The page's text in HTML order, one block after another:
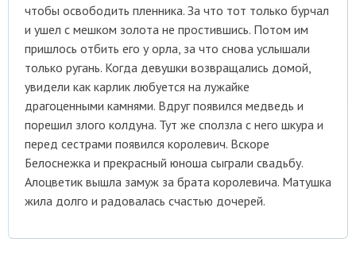
чтобы освободить пленника. За что тот только бурчал
и ушел с мешком золота не простившись. Потом им
пришлось отбить его у орла, за что снова услышали
только ругань. Когда девушки возвращались домой,
увидели как карлик любуется на лужайке
драгоценными камнями. Вдруг появился медведь и
порешил злого колдуна. Тут же сползла с него шкура и
перед сестрами появился королевич. Вскоре
Белоснежка и прекрасный юноша сыграли свадьбу.
Алоцветик вышла замуж за брата королевича. Матушка
жила долго и радовалась счастью дочерей.